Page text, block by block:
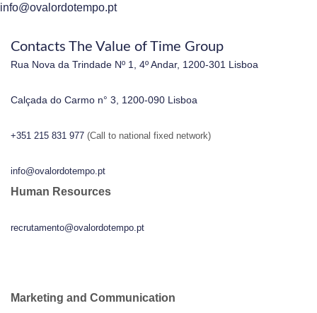
info@ovalordotempo.pt
Contacts The Value of Time Group
Rua Nova da Trindade Nº 1, 4º Andar, 1200-301 Lisboa
Calçada do Carmo n° 3, 1200-090 Lisboa
+351 215 831 977 (Call to national fixed network)
info@ovalordotempo.pt
Human Resources
recrutamento@ovalordotempo.pt
Marketing and Communication